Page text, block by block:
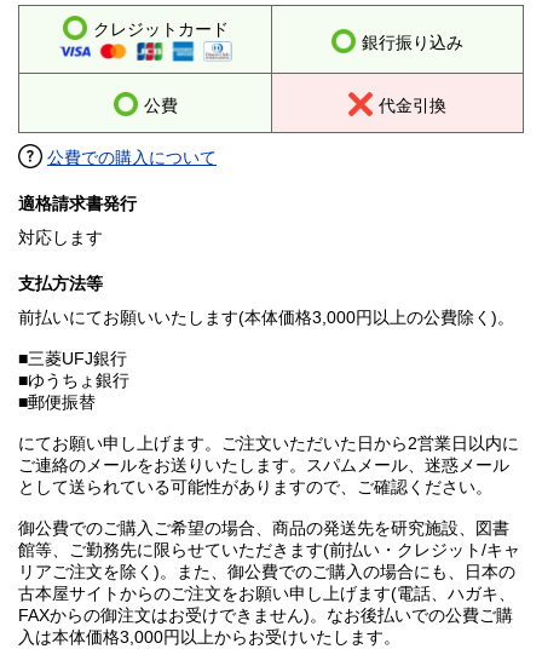
クレジットカード
銀行振り込み
公費 代金引換
公費での購入について
適格請求書発行
対応します
支払方法等
前払いにてお願いいたします(本体価格3,000円以上の公費除く)。
■三菱UFJ銀行
■ゆうちょ銀行
■郵便振替
にてお願い申し上げます。ご注文いただいた日から2営業日以内に
ご連絡のメールをお送りいたします。スパムメール、迷惑メール
として送られている可能性がありますので、ご確認ください。
御公費でのご購入ご希望の場合、商品の発送先を研究施設、図書
館等、ご勤務先に限らせていただきます(前払い・クレジット/キャ
リアご注文を除く)。また、御公費でのご購入の場合にも、日本の
古本屋サイトからのご注文をお願い申し上げます(電話、ハガキ、
FAXからの御注文はお受けできません)。なお後払いでの公費ご購
入は本体価格3,000円以上からお受けいたします。